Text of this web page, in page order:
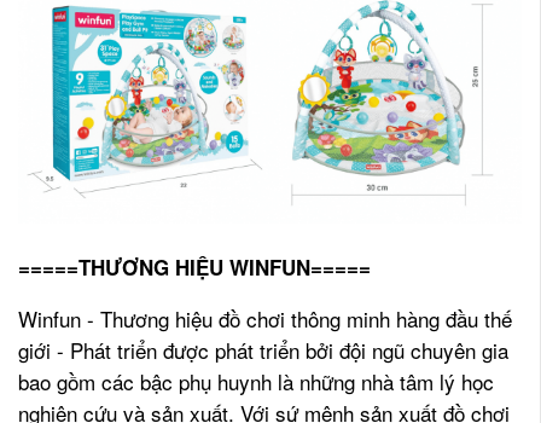
=====THƯƠNG HIỆU WINFUN=====
Winfun - Thương hiệu đồ chơi thông minh hàng đầu thế
giới - Phát triển được phát triển bởi đội ngũ chuyên gia
bao gồm các bậc phụ huynh là những nhà tâm lý học
nghiên cứu và sản xuất. Với sứ mệnh sản xuất đồ chơi